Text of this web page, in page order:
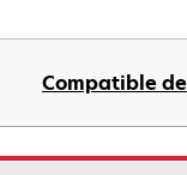
Compatible